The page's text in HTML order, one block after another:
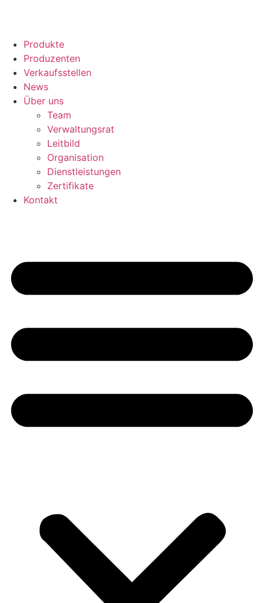
Produkte
Produzenten
Verkaufsstellen
News
Über uns
Team
Verwaltungsrat
Leitbild
Organisation
Dienstleistungen
Zertifikate
Kontakt